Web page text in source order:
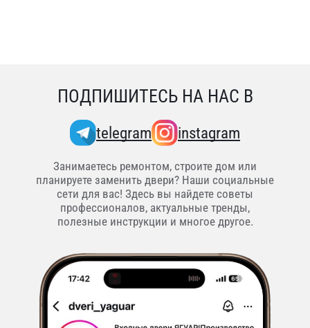
ПОДПИШИТЕСЬ НА НАС В
telegram instagram
Занимаетесь ремонтом, строите дом или
планируете заменить двери? Наши социальные
сети для вас! Здесь вы найдете советы
профессионалов, актуальные тренды,
полезные инструкции и многое другое.